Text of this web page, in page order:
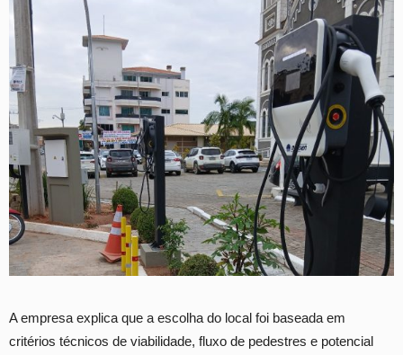
A empresa explica que a escolha do local foi baseada em
critérios técnicos de viabilidade, fluxo de pedestres e potencial